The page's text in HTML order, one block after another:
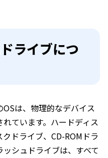
ライブにつ
は、物理的なデバイス
ています。ハードディス
ドライブ、CD-ROMドラ
シュドライブは、すべて